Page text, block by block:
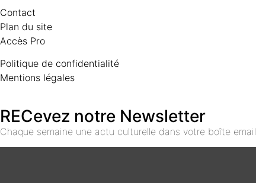
Contact
Plan du site
Accès Pro
Politique de confidentialité
Mentions légales
RECevez notre Newsletter
Chaque semaine une actu culturelle dans votre boîte email